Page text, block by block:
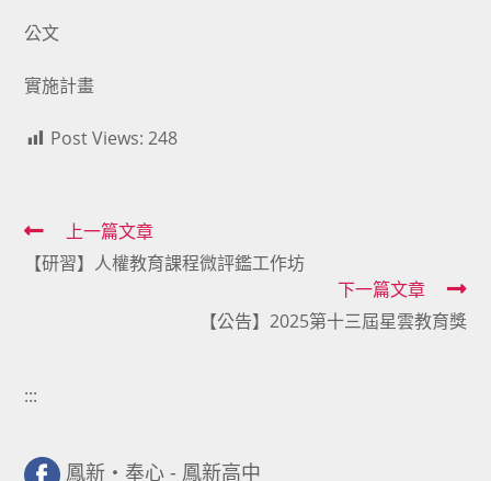
公文
實施計畫
Post Views: 248
Read
more
上一篇文章
【研習】人權教育課程微評鑑工作坊
下一篇文章
【公告】2025第十三屆星雲教育獎
:::
鳳新・奉心 - 鳳新高中